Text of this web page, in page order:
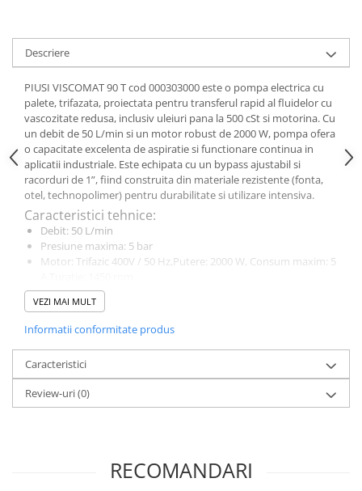
Descriere
PIUSI VISCOMAT 90 T cod 000303000 este o pompa electrica cu
palete, trifazata, proiectata pentru transferul rapid al fluidelor cu
vascozitate redusa, inclusiv uleiuri pana la 500 cSt si motorina. Cu
un debit de 50 L/min si un motor robust de 2000 W, pompa ofera
o capacitate excelenta de aspiratie si functionare continua in
aplicatii industriale. Este echipata cu un bypass ajustabil si
racorduri de 1”, fiind construita din materiale rezistente (fonta,
otel, technopolimer) pentru durabilitate si utilizare intensiva.
Caracteristici tehnice:
Debit: 50 L/min
Presiune maxima: 5 bar
Motor: Trifazic 400V / 50 Hz,Putere: 2000 W, Consum maxim: 5
Racorduri: 1” BSP la intrare si iesire
Bypass: Da – bypass ajustabil
Materiale constructive:
Rotor: Otel sinterizat
Ax: Otel
VEZI MAI MULT
Informatii conformitate produs
Caracteristici
Review-uri(0)
RECOMANDARI